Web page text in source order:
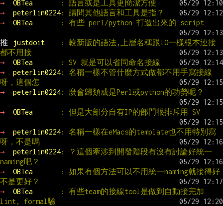
→
OBTea
: 語言或是工具更簡潔方便
→
peterlin0224: 請問其他語言和工具是指？
→
OBTea : 有些 perl/python 打造出來的 script
推 justdoit
: 較新版的語法,上層名稱跟IO一樣根本連接
都不用接
→
OBTea
: SV 就是可以省同命名接線
→
peterlin0224: 名稱一樣不管什麼方式做都不用手寫接線
呀，這個怎
→
peterlin0224: 麼會歸類成是Perl或python的功勞呢？
→ OBTea : 但是大部分自有IP的部門很排斥用 SV
→ peterlin0224: 名稱一樣在eMacs的template也不用特別寫
呀，不是嗎
→
peterlin0224: ？這個牽涉到開發階段有沒有討論好統一
naming吧？
→
OBTea
: 如果有個方法可以不用統一naming就接得好
不是更好？
→
OBTea
: 有些team的接線tool是做到自動接完加
lint, formal驗